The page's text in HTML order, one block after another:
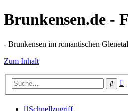
Brunkensen.de -
- Brunkensen im romantischen
Zum Inhalt
Suche
Schnellzugriff